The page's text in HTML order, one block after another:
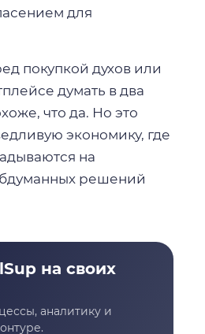
для
покупкой духов или
думать в два
что да. Но это
экономику, где
на
решений